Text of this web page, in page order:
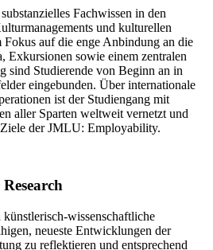
Fachwissen in den
und kulturellen
auf die enge Anbindung an die
Exkursionen sowie einem zentralen
sind Studierende von Beginn an in
eingebunden. Über internationale
ist der Studiengang mit
aller Sparten weltweit vernetzt und
der JMLU: Employability.
wissenschaftliche
neueste Entwicklungen der
zu reflektieren und entsprechend